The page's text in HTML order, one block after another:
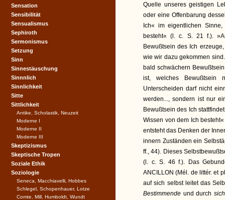
Quelle unseres geistigen
oder eine Offenbarung
Ich« im eigentlichen
besteht« (l. c. S. 21 f.).
Bewußtsein des Ich
wie wir dazu gekommen
bald schwächern
ist, welches Bewußtsein
Unterscheiden darf nicht
werden..., sondern ist nur
Bewußtsein des Ich
Wissen von dem Ich
entsteht das Denken der
innern Zuständen ein
ff., 44). Dieses
(l. c. S. 46 f.). Das
ANCILLON (Mél. de littér. et
auf sich selbst leitet das
Bestimmende und durch
Sensation
Sensibilität
Sensualismus
Sephiroth
Sermonismus
Setzung
Sinn
Sinnestäuschung
Sinnnlich
Sinnlichkeit
Sitte
Sittlichkeit
Antike, Scholastik, Neuzeit
Moderne I
Moderne II
Moderne III
Skeptizismus
Skeptische Tropen
Soziale Ethik
Soziologie
Seneca, Macchiavelli, Hobbes
Schlegel, Schopenhauer, Lotze
Comte, Mill, Humboldt, Wundt